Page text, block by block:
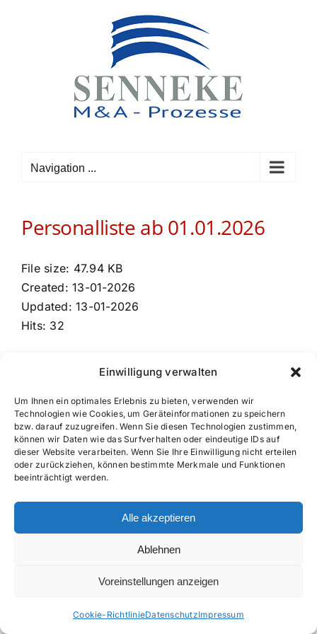
Einwilligung verwalten
Um Ihnen ein optimales Erlebnis zu bieten, verwenden wir
Technologien wie Cookies, um Geräteinformationen zu speichern
bzw. darauf zuzugreifen. Wenn Sie diesen Technologien zustimmen,
können wir Daten wie das Surfverhalten oder eindeutige IDs auf
dieser Website verarbeiten. Wenn Sie Ihre Einwilligung nicht erteilen
oder zurückziehen, können bestimmte Merkmale und Funktionen
beeinträchtigt werden.
Alle akzeptieren
Ablehnen
Voreinstellungen anzeigen
Cookie-RichtlinieDatenschutzImpressum
Navigation ...
Personalliste ab 01.01.2026
File size: 47.94 KB
Created: 13-01-2026
Updated: 13-01-2026
Hits: 32
Copyright 2026 | Senneke M&A-Prozesse - Eine Marke der
Senneke GmbH & Co. KG • Kornbergstraße 20 • D – 95032
Hof • Telefon: +49 (0)9281 – 833039-0 • Fax: +49 (0)9281
– 833039-9 • E-Mail: MandA@senneke.de